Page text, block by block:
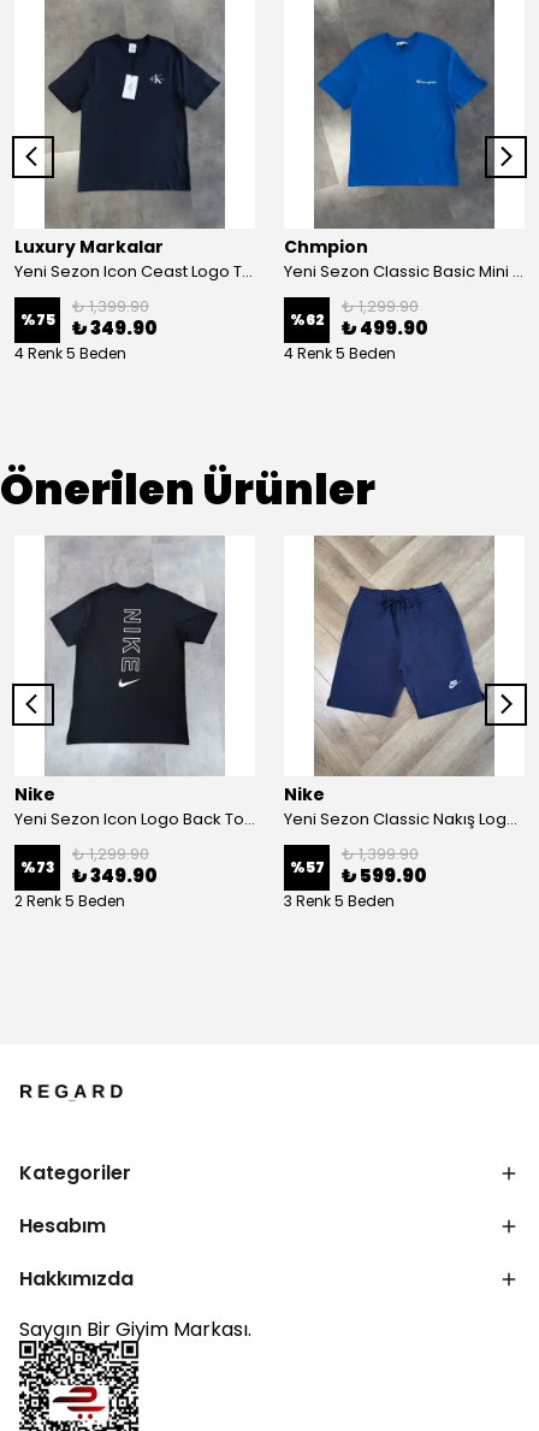
Luxury Markalar
Yeni Sezon Icon Ceast Logo T-shirt
%75
₺ 1,399.90
₺ 349.90
4 Renk 5 Beden
Chmpion
Yeni Sezon Classic Basic Mini Logo T-shirt
%62
₺ 1,299.90
₺ 499.90
4 Renk 5 Beden
Önerilen Ürünler
Nike
Yeni Sezon Icon Logo Back To Print T-shirt
%73
₺ 1,299.90
₺ 349.90
2 Renk 5 Beden
Nike
Yeni Sezon Classic Nakış Logo Pamuklu Şort
%57
₺ 1,399.90
₺ 599.90
3 Renk 5 Beden
Kategoriler
Hesabım
Hakkımızda
Saygın Bir Giyim Markası.